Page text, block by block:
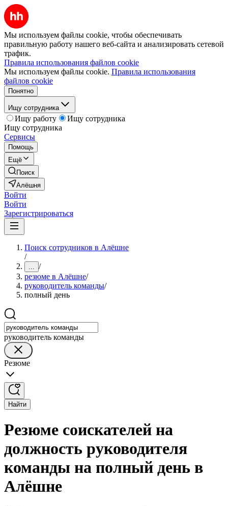
Мы используем файлы cookie, чтобы обеспечивать
правильную работу нашего веб-сайта и анализировать сетевой
трафик.
Правила использования файлов cookie
Мы используем файлы cookie. Правила использования
файлов cookie
Понятно
Ищу сотрудника
Ищу работу
Ищу сотрудника
Ищу сотрудника
Сервисы
Помощь
Ещё
Поиск
Алёшня
Войти
Войти
Зарегистрироваться
Поиск сотрудников в Алёшне
/
... /
резюме в Алёшне/
руководитель команды/
полный день
руководитель команды
Резюме
Найти
Резюме соискателей на
должность руководителя
команды на полный день в
Алёшне